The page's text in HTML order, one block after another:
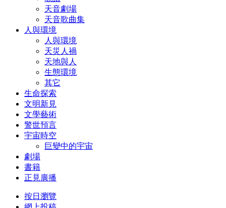
天音劇場
天音歌曲集
人與環境
人與環境
天災人禍
天地與人
生態環境
其它
生命探索
文明新見
文學藝術
警世預言
宇宙時空
巨變中的宇宙
劇場
書籍
正見廣播
按日瀏覽